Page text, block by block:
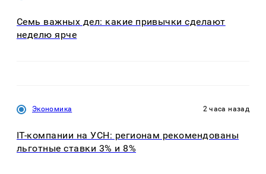
Семь важных дел: какие привычки сделают
неделю ярче
Экономика 2 часа назад
IT-компании на УСН: регионам рекомендованы
льготные ставки 3% и 8%